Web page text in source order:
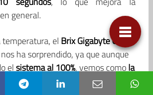
general.
el Brix Gigabyte GB-
ha sorprendido, ya que aunque
elsistema al 100%, vemos comola
supera los 70ºC en ningún